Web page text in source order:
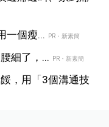
一個瘦...
PR・新素簡
細了，... PR・新素簡
，用「3個溝通技